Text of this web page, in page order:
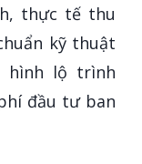
thực tế thu
kỹ thuật
hình lộ trình
đầu tư ban